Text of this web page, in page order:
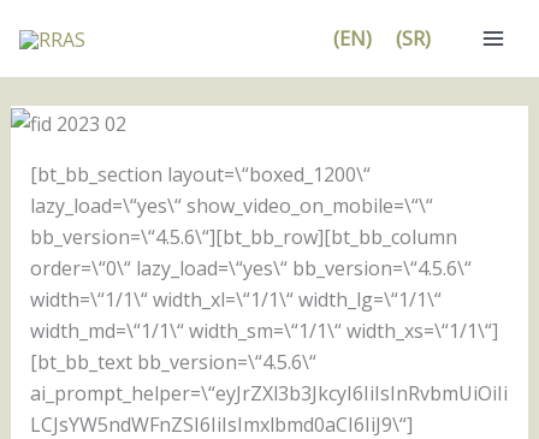
na
sadržaj
(EN) (SR)
[bt_bb_section layout=\“boxed_1200\“
lazy_load=\“yes\“ show_video_on_mobile=\“\“
bb_version=\“4.5.6\“][bt_bb_row][bt_bb_column
order=\“0\“ lazy_load=\“yes\“ bb_version=\“4.5.6\“
width=\“1/1\“ width_xl=\“1/1\“ width_lg=\“1/1\“
width_md=\“1/1\“ width_sm=\“1/1\“ width_xs=\“1/1\“]
[bt_bb_text bb_version=\“4.5.6\“
ai_prompt_helper=\“eyJrZXl3b3JkcyI6IiIsInRvbmUiOiIi
LCJsYW5ndWFnZSI6IiIsImxlbmd0aCI6IiJ9\“]